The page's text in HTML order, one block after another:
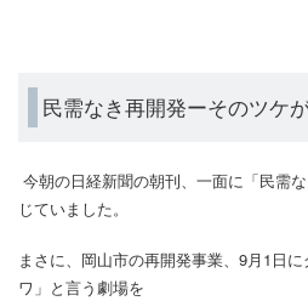
民需なき再開発ーそのツケ
今朝の日経新聞の朝刊、一面に「民需
じていました。
まさに、岡山市の再開発事業、9月1日
ワ」と言う劇場を